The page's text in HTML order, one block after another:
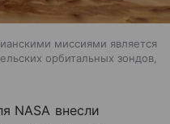
миссиями является
орбитальных зондов,
NASA внесли